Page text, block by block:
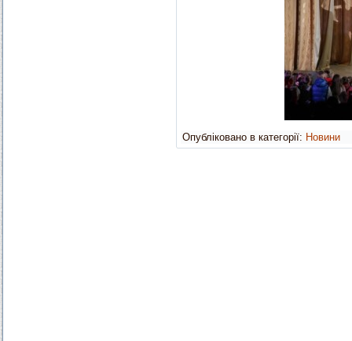
Опубліковано в категорії: Новини